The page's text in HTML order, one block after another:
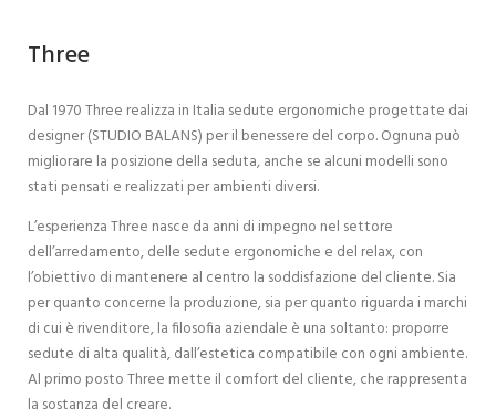
Three
Dal 1970 Three realizza in Italia sedute ergonomiche progettate dai
designer (STUDIO BALANS) per il benessere del corpo. Ognuna può
migliorare la posizione della seduta, anche se alcuni modelli sono
stati pensati e realizzati per ambienti diversi.
L’esperienza Three nasce da anni di impegno nel settore
dell’arredamento, delle sedute ergonomiche e del relax, con
l’obiettivo di mantenere al centro la soddisfazione del cliente. Sia
per quanto concerne la produzione, sia per quanto riguarda i marchi
di cui è rivenditore, la filosofia aziendale è una soltanto: proporre
sedute di alta qualità, dall’estetica compatibile con ogni ambiente.
Al primo posto Three mette il comfort del cliente, che rappresenta
la sostanza del creare.